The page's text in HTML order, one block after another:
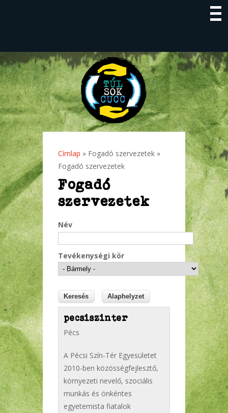
Jelenlegi hely
Címlap » Fogadó szervezetek »
Fogadó szervezetek
Fogadó
szervezetek
Név
Tevékenységi kör
pecsiszinter
Pécs
A Pécsi Szín-Tér Egyesületet
2010-ben közösségfejlesztő,
környezeti nevelő, szociális
munkás és önkéntes
egyetemista fiatalok